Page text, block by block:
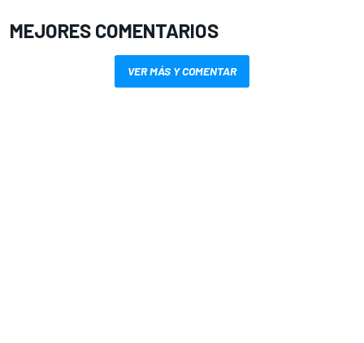
MEJORES COMENTARIOS
VER MÁS Y COMENTAR